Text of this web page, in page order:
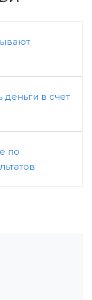
деньги в счет
по